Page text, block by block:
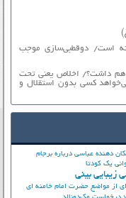
است/ دوقطبی‌سازی موجب
هم داشت؟/ اخلاص یعنی تحت
کسی بدون استقلال و
دهنده عباسی درباره برجام
یک کودتا
زیبایی بینی
از مواضع حضرت امام خامنه ای